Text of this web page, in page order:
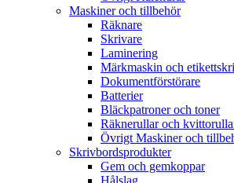
Maskiner och tillbehör
Räknare
Skrivare
Laminering
Märkmaskin och
Dokumentförstörare
Batterier
Bläckpatroner och toner
Räknerullar och
Övrigt Maskiner och
Skrivbordsprodukter
Gem och gemkoppar
Hålslag